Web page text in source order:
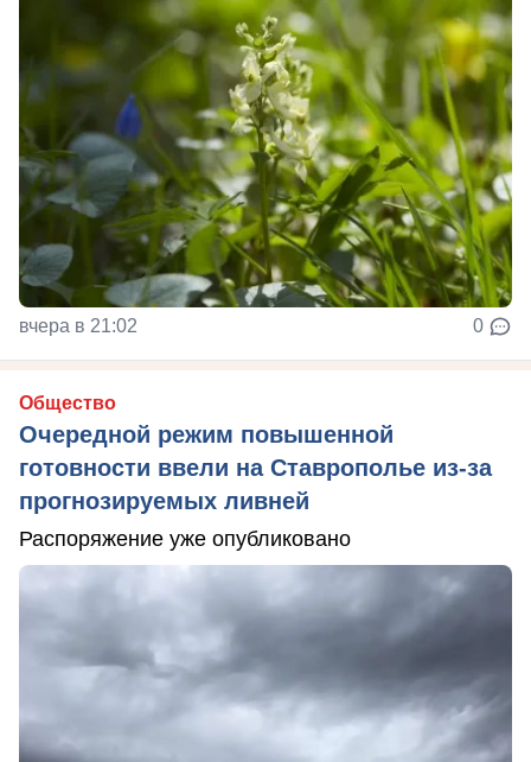
вчера в 21:02 0
Общество
Очередной режим повышенной
готовности ввели на Ставрополье из-за
прогнозируемых ливней
Распоряжение уже опубликовано